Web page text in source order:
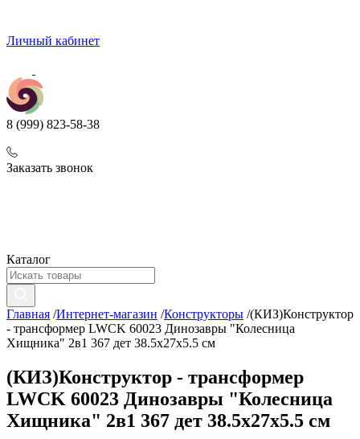
Личный кабинет
8 (999) 823-58-38
Заказать звонок
Каталог
Главная /Интернет-магазин /Конструкторы /(КИЗ)Конструктор
- трансформер LWCK 60023 Динозавры "Колесница
Хищника" 2в1 367 дет 38.5x27x5.5 см
(КИЗ)Конструктор - трансформер
LWCK 60023 Динозавры "Колесница
Хищника" 2в1 367 дет 38.5x27x5.5 см